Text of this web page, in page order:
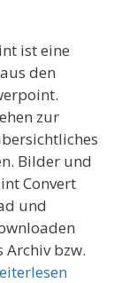
ist eine
den
zur
Bilder und
Convert
und
bzw.